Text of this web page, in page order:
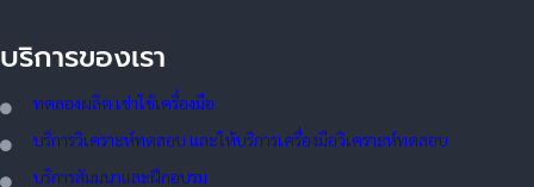
บริการของเรา
ทดลองผลิต เช่าใช้เครื่องมือ
บริการวิเคราะห์ทดสอบ และให้บริการเครื่องมือวิเคราะห์ทดสอบ
บริการสัมมนาและฝึกอบรม